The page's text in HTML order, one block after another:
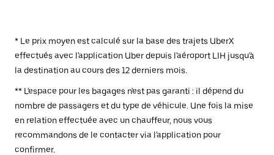
* Le prix moyen est calculé sur la base des trajets UberX
effectués avec l'application Uber depuis l'aéroport LIH jusqu'à
la destination au cours des 12 derniers mois.
** L'espace pour les bagages n'est pas garanti : il dépend du
nombre de passagers et du type de véhicule. Une fois la mise
en relation effectuée avec un chauffeur, nous vous
recommandons de le contacter via l'application pour
confirmer.